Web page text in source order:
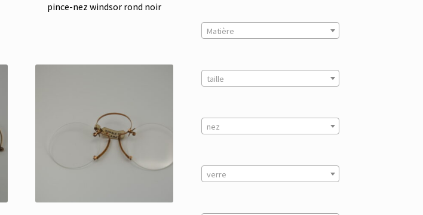
pince-nez windsor rond noir
Matière
taille
nez
verre